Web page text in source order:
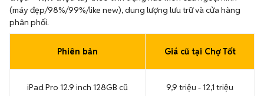
(máy đẹp/98%/99%/like new), dung lượng lưu trữ và cửa hàng
phân phối.
Phiên bản Giá cũ tại Chợ Tốt
iPad Pro 12.9 inch 128GB cũ 9,9 triệu - 12,1 triệu